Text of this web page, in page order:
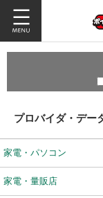
プロバイダ・デー
家電・パソコン
家電・量販店